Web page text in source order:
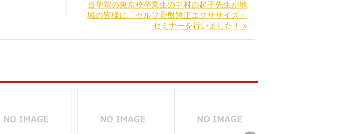
当学院の東京校卒業生の中村由起子先生が地
域の皆様に「セルフ骨盤矯正エクササイズ」
セミナーを行いました！ »